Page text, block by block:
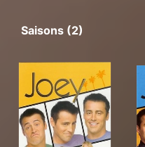
Saisons (2)